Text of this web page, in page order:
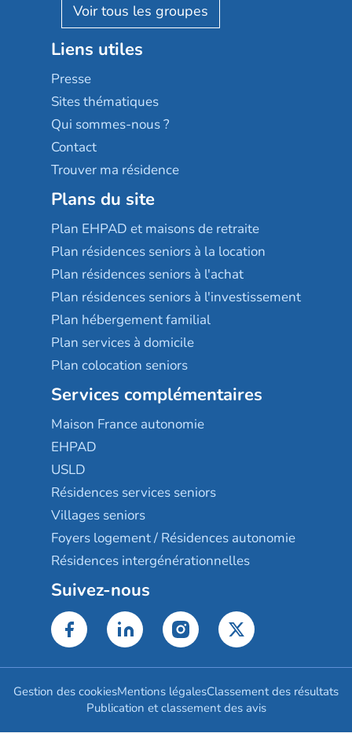
Reseda
Stella management
Les villages d'or
Sérénys
Résidences services Villa Médicis
Résidalya
Groupe aplus
Liens utiles
Presse
Sites thématiques
Qui sommes-nous ?
Contact
Trouver ma résidence
Plans du site
Plan EHPAD et maisons de retraite
Plan résidences seniors à la location
Plan résidences seniors à l'achat
Plan résidences seniors à l'investissement
Plan hébergement familial
Plan services à domicile
Plan colocation seniors
Services complémentaires
Maison France autonomie
EHPAD
USLD
Résidences services seniors
Villages seniors
Foyers logement / Résidences autonomie
Résidences intergénérationnelles
Suivez-nous
Gestion des cookiesMentions légalesClassement des résultats
Publication et classement des avis